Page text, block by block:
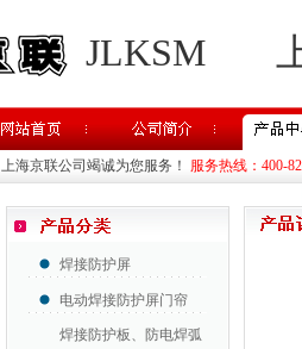
JLKSM
上海京联公司竭诚为您服务！ 服务热线：400-
焊接防护屏
电动焊接防护屏门帘
焊接防护板、防电焊弧